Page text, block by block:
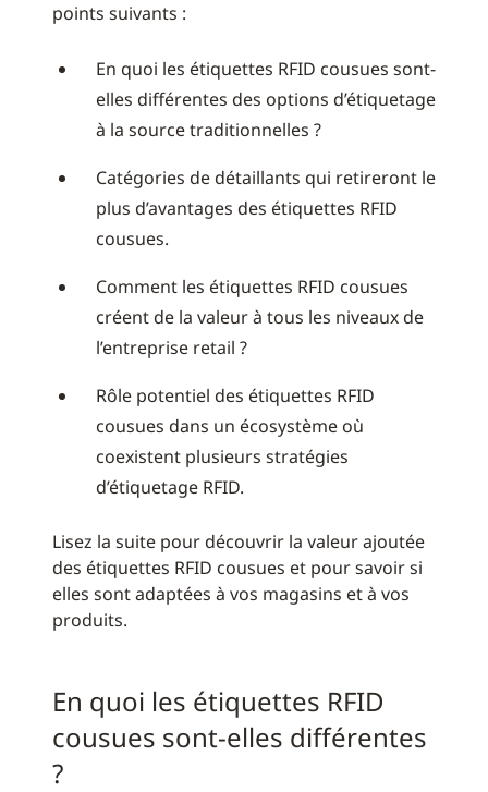
points suivants :
En quoi les étiquettes RFID cousues sont-
elles différentes des options d’étiquetage
à la source traditionnelles ?
Catégories de détaillants qui retireront le
plus d’avantages des étiquettes RFID
cousues.
Comment les étiquettes RFID cousues
créent de la valeur à tous les niveaux de
l’entreprise retail ?
Rôle potentiel des étiquettes RFID
cousues dans un écosystème où
coexistent plusieurs stratégies
d’étiquetage RFID.
Lisez la suite pour découvrir la valeur ajoutée
des étiquettes RFID cousues et pour savoir si
elles sont adaptées à vos magasins et à vos
produits.
En quoi les étiquettes RFID
cousues sont-elles différentes
?